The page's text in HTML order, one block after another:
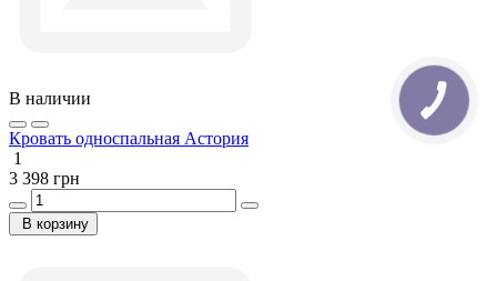
В наличии
Кровать односпальная Астория
1
3 398 грн
В корзину